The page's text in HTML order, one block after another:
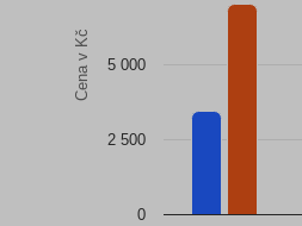
Cena v Kč
0
2 500
5 000